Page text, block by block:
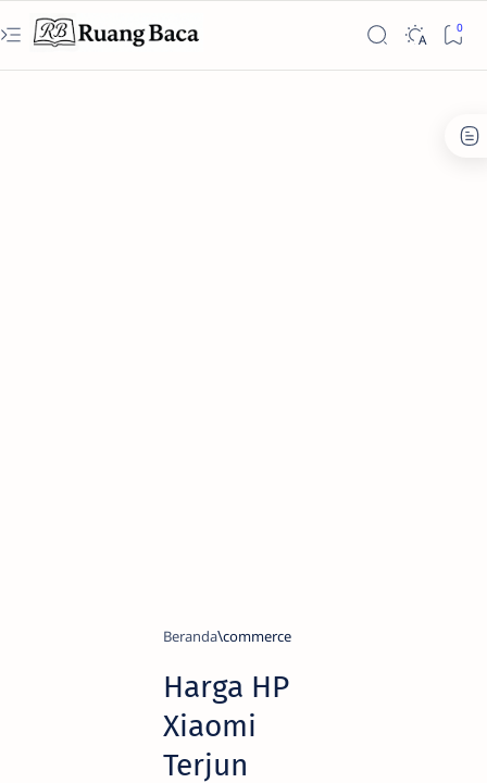
Beranda commerce
Harga HP
Xiaomi
Terjun